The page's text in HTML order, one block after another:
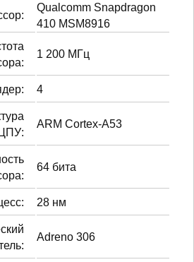
Qualcomm Snapdragon
410 MSM8916
1 200 МГц
4
ЦПУ:
ARM Cortex-A53
64 бита
28 нм
Adreno 306